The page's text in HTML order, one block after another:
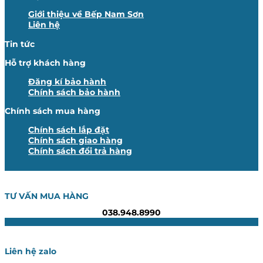
Giới thiệu về Bếp Nam Sơn
Liên hệ
Tin tức
Hỗ trợ khách hàng
Đăng kí bảo hành
Chính sách bảo hành
Chính sách mua hàng
Chính sách lắp đặt
Chính sách giao hàng
Chính sách đổi trả hàng
TƯ VẤN MUA HÀNG
038.948.8990
Liên hệ zalo